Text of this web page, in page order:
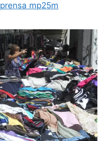
prensa mp25m